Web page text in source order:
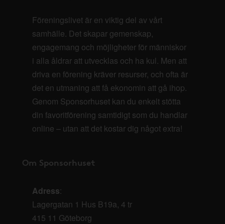
Föreningslivet är en viktig del av vårt
samhälle. Det skapar gemenskap,
engagemang och möjligheter för människor
i alla åldrar att utvecklas och ha kul. Men att
driva en förening kräver resurser, och ofta är
det en utmaning att få ekonomin att gå ihop.
Genom Sponsorhuset kan du enkelt stötta
din favoritförening samtidigt som du handlar
online – utan att det kostar dig något extra!
Om Sponsorhuset
Adress:
Lagergatan 1 Hus B19a, 4 tr
415 11 Göteborg